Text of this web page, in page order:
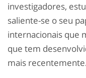
investigadores,
saliente-se o seu
internacionais que
que tem
mais